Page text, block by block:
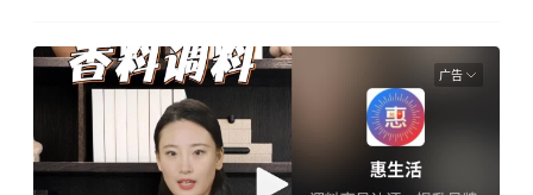
广告